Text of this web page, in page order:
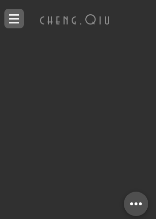
cheng.Qiu